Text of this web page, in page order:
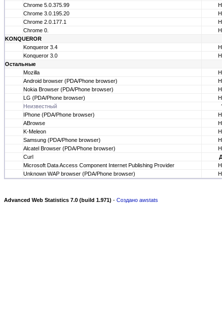
Chrome 5.0.375.99
Chrome 3.0.195.20
Chrome 2.0.177.1
Chrome 0.
KONQUEROR
Konqueror 3.4
Konqueror 3.0
Остальные
Mozilla
Android browser (PDA/Phone browser)
Nokia Browser (PDA/Phone browser)
LG (PDA/Phone browser)
Неизвестный
IPhone (PDA/Phone browser)
ABrowse
K-Meleon
Samsung (PDA/Phone browser)
Alcatel Browser (PDA/Phone browser)
Curl
Microsoft Data Access Component Internet Publishing Provider
Unknown WAP browser (PDA/Phone browser)
Advanced Web Statistics 7.0 (build 1.971) - Создано awstats